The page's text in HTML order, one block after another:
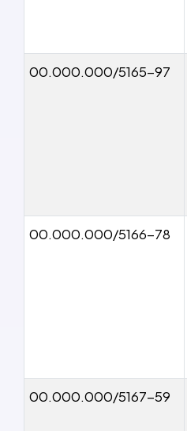
00.000.000/5165-97
00.000.000/5166-78
00.000.000/5167-59